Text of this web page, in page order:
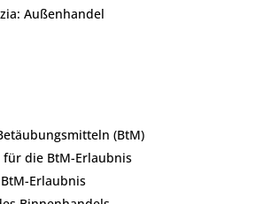
Außenhandel
(BtM)
für die BtM-Erlaubnis
Erlaubnis